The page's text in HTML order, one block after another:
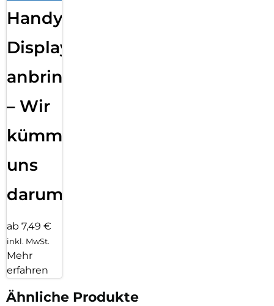
Handy
Displayfolie
anbringen
– Wir
kümmern
uns
darum!
ab 7,49 €
inkl. MwSt.
Mehr
erfahren
Ähnliche Produkte